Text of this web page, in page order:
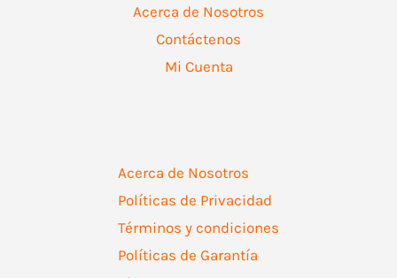
Acerca de Nosotros
Contáctenos
Mi Cuenta
Acerca de Nosotros
Políticas de Privacidad
Términos y condiciones
Políticas de Garantía